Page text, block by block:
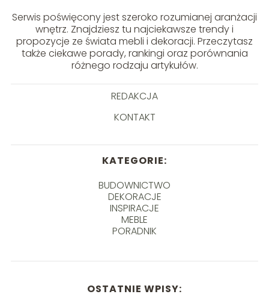
Serwis poświęcony jest szeroko rozumianej aranżacji
wnętrz. Znajdziesz tu najciekawsze trendy i
propozycje ze świata mebli i dekoracji. Przeczytasz
także ciekawe porady, rankingi oraz porównania
różnego rodzaju artykułów.
REDAKCJA
KONTAKT
KATEGORIE:
BUDOWNICTWO
DEKORACJE
INSPIRACJE
MEBLE
PORADNIK
OSTATNIE WPISY: